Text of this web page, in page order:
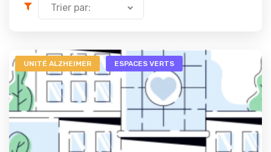
Trier par:
UNITÉ ALZHEIMER ESPACES VERTS